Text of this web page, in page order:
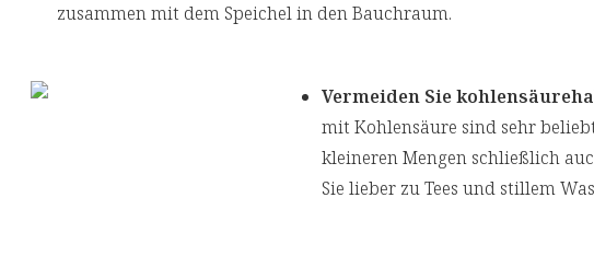
zusammen mit dem Speichel in den Bauchraum.
Vermeiden Sie
mit Kohlensäure sind sehr
kleineren Mengen schließlich
Sie lieber zu Tees und stillem